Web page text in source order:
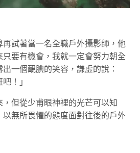
試著當一名全職戶外攝影師，他
要有機會，我就一定會努力朝全
一個靦腆的笑容，謙虛的說：
！」
但從少甫眼神裡的光芒可以知
無所畏懼的態度面對往後的戶外